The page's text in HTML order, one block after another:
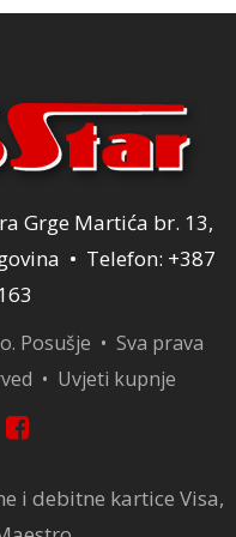
Grge Martića br. 13,
• Telefon: +387
Posušje • Sva prava
• Uvjeti kupnje
i debitne kartice Visa,